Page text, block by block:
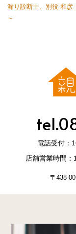
漏り診断士、別役 和彦
～
電話受付：
店舗営業時間
〒438-